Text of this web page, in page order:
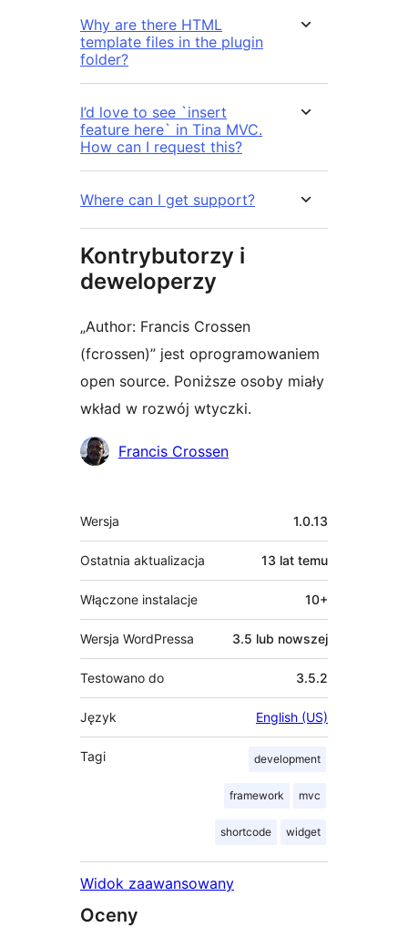
Why are there HTML
template files in the plugin
folder?
I’d love to see `insert
feature here` in Tina MVC.
How can I request this?
Where can I get support?
Kontrybutorzy i
deweloperzy
„Author: Francis Crossen
(fcrossen)” jest oprogramowaniem
open source. Poniższe osoby miały
wkład w rozwój wtyczki.
Zaangażowani
Francis Crossen
Meta
Wersja 1.0.13
Ostatnia aktualizacja 13 lat temu
Włączone instalacje 10+
Wersja WordPressa 3.5 lub nowszej
Testowano do 3.5.2
Język English (US)
Tagi development
framework mvc
shortcode widget
Widok zaawansowany
Oceny